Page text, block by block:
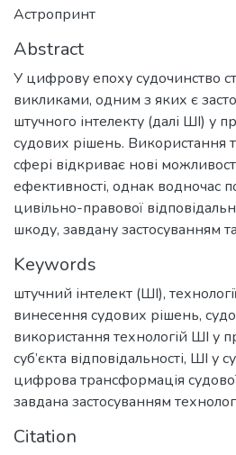
Астропринт
Abstract
У цифрову епоху судочинство
викликами, одним з яких є
штучного інтелекту (далі ШІ) у
судових рішень. Використання
сфері відкриває нові
ефективності, однак водночас
цивільно-правової
шкоду, завдану застосуванням
Keywords
штучний інтелект (ШІ),
винесення судових рішень,
використання технологій ШІ у
суб’єкта відповідальності, ШІ у
цифрова трансформація
завдана застосуванням
Citation